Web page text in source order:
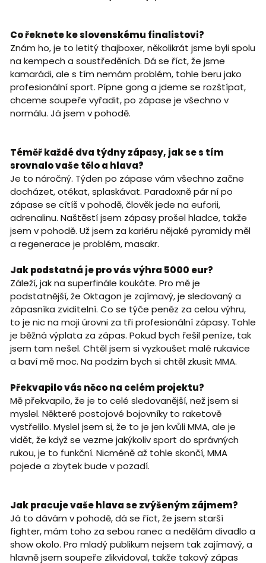
Co řeknete ke slovenskému finalistovi?
Znám ho, je to letitý thajboxer, několikrát jsme byli spolu
na kempech a soustředěních. Dá se říct, že jsme
kamarádi, ale s tím nemám problém, tohle beru jako
profesionální sport. Pípne gong a jdeme se rozštípat,
chceme soupeře vyřadit, po zápase je všechno v
normálu. Já jsem v pohodě.
Téměř každé dva týdny zápasy, jak se s tím
srovnalo vaše tělo a hlava?
Je to náročný. Týden po zápase vám všechno začne
docházet, otékat, splaskávat. Paradoxně pár ní po
zápase se cítíš v pohodě, člověk jede na euforii,
adrenalinu. Naštěstí jsem zápasy prošel hladce, takže
jsem v pohodě. Už jsem za kariéru nějaké pyramidy měl
a regenerace je problém, masakr.
Jak podstatná je pro vás výhra 5000 eur?
Záleží, jak na superfinále koukáte. Pro mě je
podstatnější, že Oktagon je zajímavý, je sledovaný a
zápasníka zviditelní. Co se týče peněz za celou výhru,
to je nic na moji úrovni za tři profesionální zápasy. Tohle
je běžná výplata za zápas. Pokud bych řešil peníze, tak
jsem tam nešel. Chtěl jsem si vyzkoušet malé rukavice
a baví mě moc. Na podzim bych si chtěl zkusit MMA.
Překvapilo vás něco na celém projektu?
Mě překvapilo, že je to celé sledovanější, než jsem si
myslel. Některé postojové bojovníky to raketově
vystřelilo. Myslel jsem si, že to je jen kvůli MMA, ale je
vidět, že když se vezme jakýkoliv sport do správných
rukou, je to funkční. Nicméně až tohle skončí, MMA
pojede a zbytek bude v pozadí.
Jak pracuje vaše hlava se zvýšeným zájmem?
Já to dávám v pohodě, dá se říct, že jsem starší
fighter, mám toho za sebou ranec a nedělám divadlo a
show okolo. Pro mladý publikum nejsem tak zajímavý, a
hlavně jsem soupeře zlikvidoval, takže takový zápas